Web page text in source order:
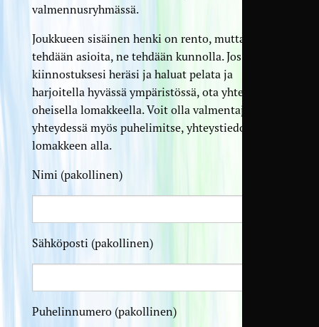
valmennusryhmässä.
Joukkueen sisäinen henki on rento, mutta kun
tehdään asioita, ne tehdään kunnolla. Jos
kiinnostuksesi heräsi ja haluat pelata ja
harjoitella hyvässä ympäristössä, ota yhteyttä
oheisella lomakkeella. Voit olla valmentajiin
yhteydessä myös puhelimitse, yhteystiedot
lomakkeen alla.
Nimi (pakollinen)
Sähköposti (pakollinen)
Puhelinnumero (pakollinen)